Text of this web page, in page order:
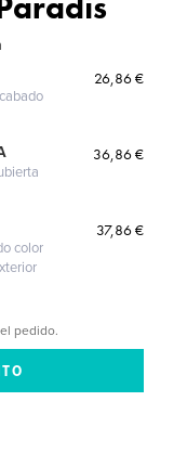
26,86 €
36,86 €
color
37,86 €
pedido.